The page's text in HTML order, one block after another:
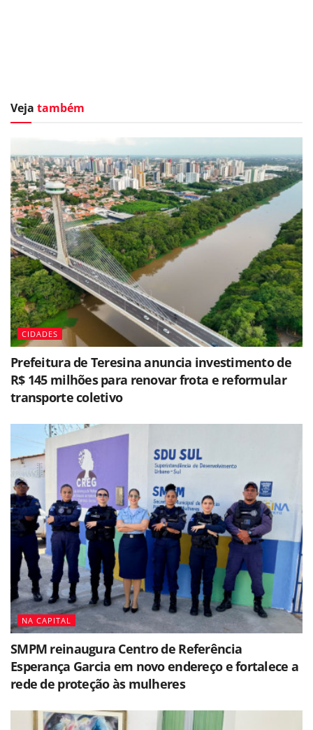
Veja também
CIDADES
Prefeitura de Teresina anuncia investimento de
R$ 145 milhões para renovar frota e reformular
transporte coletivo
NA CAPITAL
SMPM reinaugura Centro de Referência
Esperança Garcia em novo endereço e fortalece a
rede de proteção às mulheres